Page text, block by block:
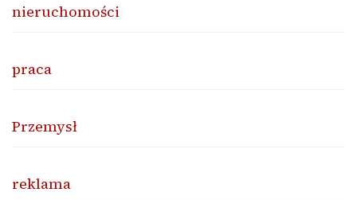
nieruchomości
praca
Przemysł
reklama